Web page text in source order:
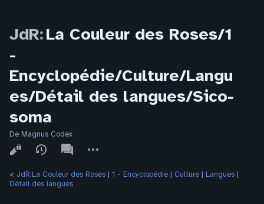
JdR:La Couleur des Roses/1
-
Encyclopédie/Culture/Langu
es/Détail des langues/Sico-
soma
De Magnus Codex
Affichages
associated-
pages
actions
< JdR:La Couleur des Roses ‎ | 1 - Encyclopédie ‎ | Culture ‎ | Langues ‎ |
Détail des langues